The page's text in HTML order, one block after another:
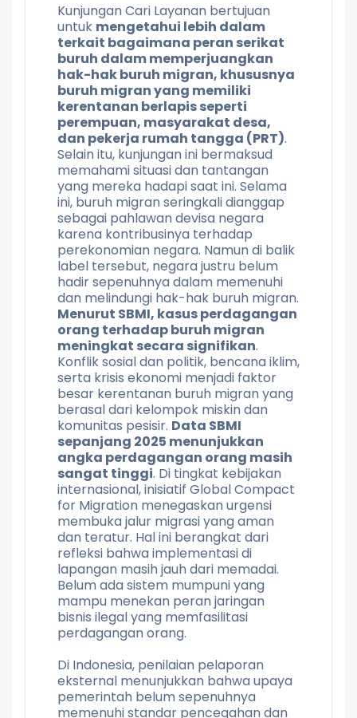
Kunjungan Cari Layanan bertujuan
untuk mengetahui lebih dalam
terkait bagaimana peran serikat
buruh dalam memperjuangkan
hak-hak buruh migran, khususnya
buruh migran yang memiliki
kerentanan berlapis seperti
perempuan, masyarakat desa,
dan pekerja rumah tangga (PRT).
Selain itu, kunjungan ini bermaksud
memahami situasi dan tantangan
yang mereka hadapi saat ini. Selama
ini, buruh migran seringkali dianggap
sebagai pahlawan devisa negara
karena kontribusinya terhadap
perekonomian negara. Namun di balik
label tersebut, negara justru belum
hadir sepenuhnya dalam memenuhi
dan melindungi hak-hak buruh migran.
Menurut SBMI, kasus perdagangan
orang terhadap buruh migran
meningkat secara signifikan.
Konflik sosial dan politik, bencana iklim,
serta krisis ekonomi menjadi faktor
besar kerentanan buruh migran yang
berasal dari kelompok miskin dan
komunitas pesisir. Data SBMI
sepanjang 2025 menunjukkan
angka perdagangan orang masih
sangat tinggi. Di tingkat kebijakan
internasional, inisiatif Global Compact
for Migration menegaskan urgensi
membuka jalur migrasi yang aman
dan teratur. Hal ini berangkat dari
refleksi bahwa implementasi di
lapangan masih jauh dari memadai.
Belum ada sistem mumpuni yang
mampu menekan peran jaringan
bisnis ilegal yang memfasilitasi
perdagangan orang.
Di Indonesia, penilaian pelaporan
eksternal menunjukkan bahwa upaya
pemerintah belum sepenuhnya
memenuhi standar pencegahan dan